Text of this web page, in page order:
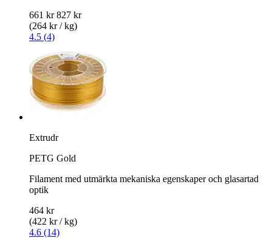
661 kr 827 kr
(264 kr / kg)
4.5 (4)
Extrudr
PETG Gold
Filament med utmärkta mekaniska egenskaper och glasartad
optik
464 kr
(422 kr / kg)
4.6 (14)